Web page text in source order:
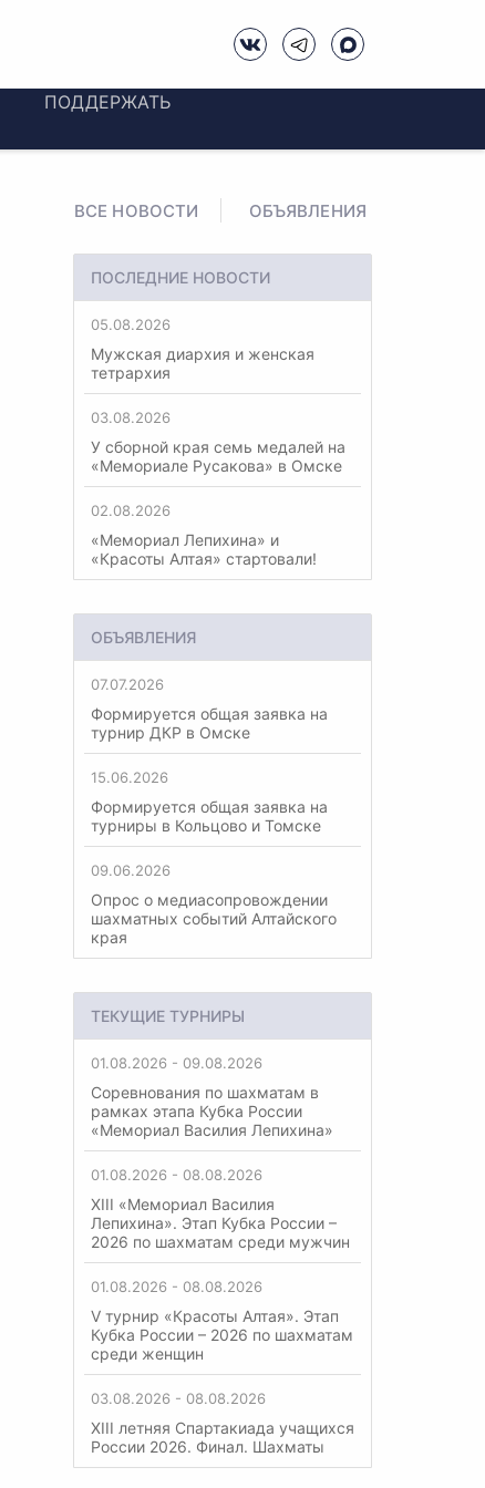
ПОДДЕРЖАТЬ
ВСЕ НОВОСТИ ОБЪЯВЛЕНИЯ
ПОСЛЕДНИЕ НОВОСТИ
05.08.2026
Мужская диархия и женская
тетрархия
03.08.2026
У сборной края семь медалей на
«Мемориале Русакова» в Омске
02.08.2026
«Мемориал Лепихина» и
«Красоты Алтая» стартовали!
ОБЪЯВЛЕНИЯ
07.07.2026
Формируется общая заявка на
турнир ДКР в Омске
15.06.2026
Формируется общая заявка на
турниры в Кольцово и Томске
09.06.2026
Опрос о медиасопровождении
шахматных событий Алтайского
края
ТЕКУЩИЕ ТУРНИРЫ
01.08.2026 - 09.08.2026
Соревнования по шахматам в
рамках этапа Кубка России
«Мемориал Василия Лепихина»
01.08.2026 - 08.08.2026
XIII «Мемориал Василия
Лепихина». Этап Кубка России –
2026 по шахматам среди мужчин
01.08.2026 - 08.08.2026
V турнир «Красоты Алтая». Этап
Кубка России – 2026 по шахматам
среди женщин
03.08.2026 - 08.08.2026
XIII летняя Спартакиада учащихся
России 2026. Финал. Шахматы